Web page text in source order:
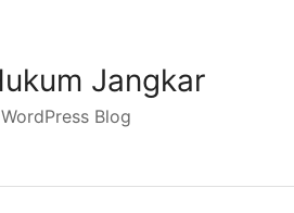
Jangkar
Blog